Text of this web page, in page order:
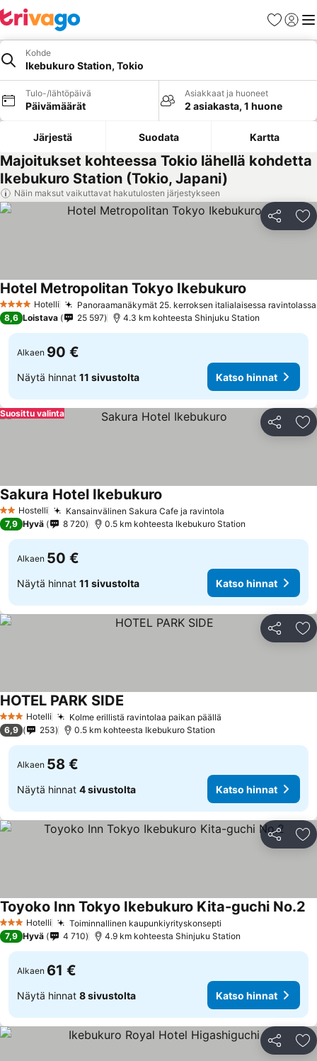
Suosikit
Kohde
Ikebukuro Station, Tokio
Tulo-/lähtöpäivä
Päivämäärät
Asiakkaat ja huoneet
2 asiakasta, 1 huone
Järjestä Suodata Kartta
Majoitukset kohteessa Tokio lähellä kohdetta
Ikebukuro Station (Tokio, Japani)
Näin maksut vaikuttavat hakutulosten järjestykseen
Jaa
4 Tähtiluokitus
Hotelli Panoraamanäkymät 25. kerroksen italialaisessa ravintolassa
Hotel Metropolitan Tokyo Ikebukuro
8,6 Loistava 25 597 4.3 km kohteesta Shinjuku Station
Alkaen 90 €
Näytä hinnat 11 sivustolta Katso hinnat
Jaa
Suosittu valinta
2 Tähtiluokitus
Hostelli Kansainvälinen Sakura Cafe ja ravintola
Sakura Hotel Ikebukuro
7,9 Hyvä 8 720 0.5 km kohteesta Ikebukuro Station
Alkaen 50 €
Näytä hinnat 11 sivustolta Katso hinnat
Jaa
3 Tähtiluokitus
Hotelli Kolme erillistä ravintolaa paikan päällä
HOTEL PARK SIDE
6,9 253 0.5 km kohteesta Ikebukuro Station
Alkaen 58 €
Näytä hinnat 4 sivustolta Katso hinnat
Jaa
3 Tähtiluokitus
Hotelli Toiminnallinen kaupunkiyrityskonsepti
Toyoko Inn Tokyo Ikebukuro Kita-guchi No.2
7,9 Hyvä 4 710 4.9 km kohteesta Shinjuku Station
Alkaen 61 €
Näytä hinnat 8 sivustolta Katso hinnat
Jaa